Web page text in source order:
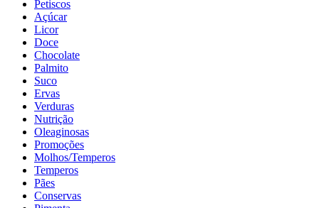
Petiscos
Açúcar
Licor
Doce
Chocolate
Palmito
Suco
Ervas
Verduras
Nutrição
Oleaginosas
Promoções
Molhos/Temperos
Temperos
Pães
Conservas